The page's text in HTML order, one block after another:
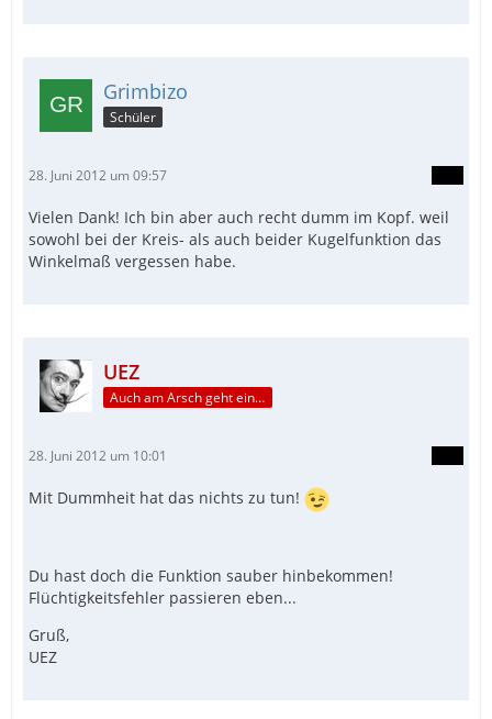
Grimbizo
Schüler
28. Juni 2012 um 09:57
Vielen Dank! Ich bin aber auch recht dumm im Kopf. weil
sowohl bei der Kreis- als auch beider Kugelfunktion das
Winkelmaß vergessen habe.
UEZ
Auch am Arsch geht ein Weg vorbei...
28. Juni 2012 um 10:01
Mit Dummheit hat das nichts zu tun!
Du hast doch die Funktion sauber hinbekommen!
Flüchtigkeitsfehler passieren eben...
Gruß,
UEZ